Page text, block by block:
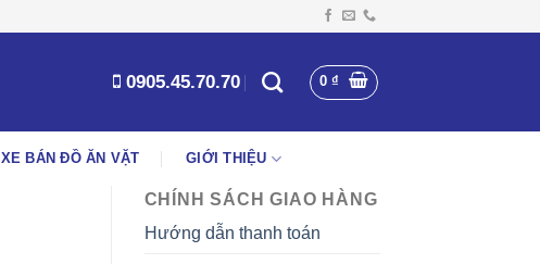
0905.45.70.70 0₫
XE BÁN ĐỒ ĂN VẶT GIỚI THIỆU
CHÍNH SÁCH GIAO HÀNG
Hướng dẫn thanh toán